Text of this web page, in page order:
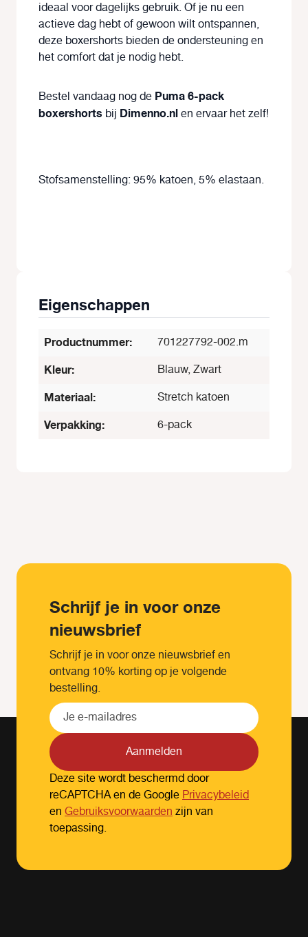
ideaal voor dagelijks gebruik. Of je nu een
actieve dag hebt of gewoon wilt ontspannen,
deze boxershorts bieden de ondersteuning en
het comfort dat je nodig hebt.
Bestel vandaag nog de Puma 6-pack
boxershorts bij Dimenno.nlen ervaar het zelf!
Stofsamenstelling: 95% katoen, 5% elastaan.
Eigenschappen
Productnummer: 701227792-002.m
Kleur: Blauw, Zwart
Materiaal: Stretch katoen
Verpakking: 6-pack
Schrijf je in voor onze
nieuwsbrief
Schrijf je in voor onze nieuwsbrief en
ontvang 10% korting op je volgende
bestelling.
Aanmelden
Deze site wordt beschermd door
reCAPTCHA en de GooglePrivacybeleid
en Gebruiksvoorwaardenzijn van
toepassing.